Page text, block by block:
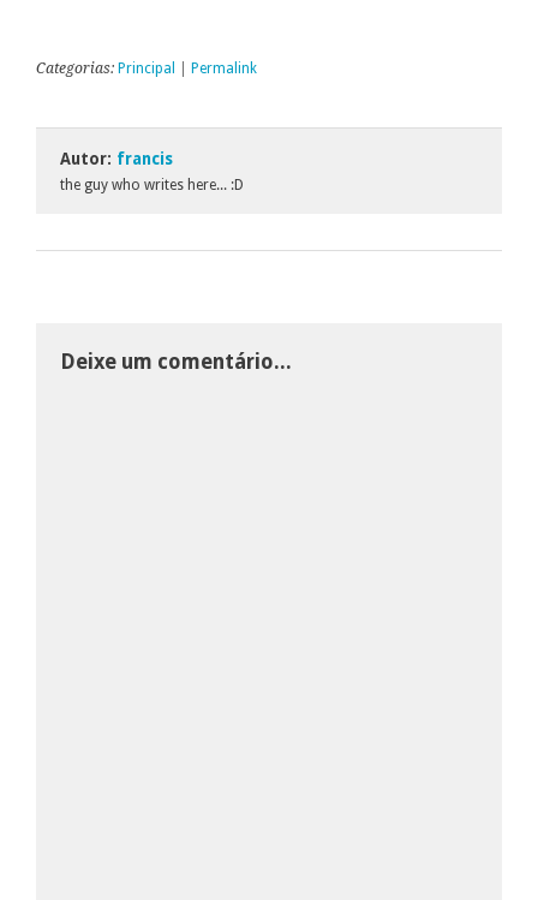
Categorias: Principal Permalink
Autor: francis
the guy who writes here... :D
Deixe um comentário...